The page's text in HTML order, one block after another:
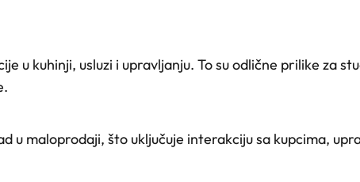
u kuhinji, usluzi i upravljanju. To su odlične prilike za
u maloprodaji, što uključuje interakciju sa kupcima,